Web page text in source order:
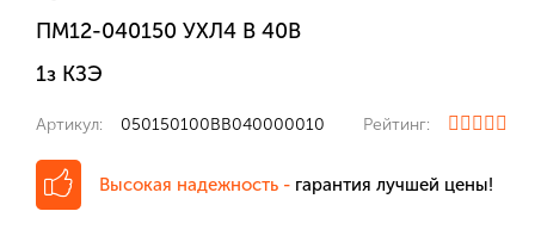
ПМ12-040150 УХЛ4 В 40В
1з КЗЭ
Артикул: 050150100ВВ040000010 Рейтинг:
Высокая надежность - гарантия лучшей цены!